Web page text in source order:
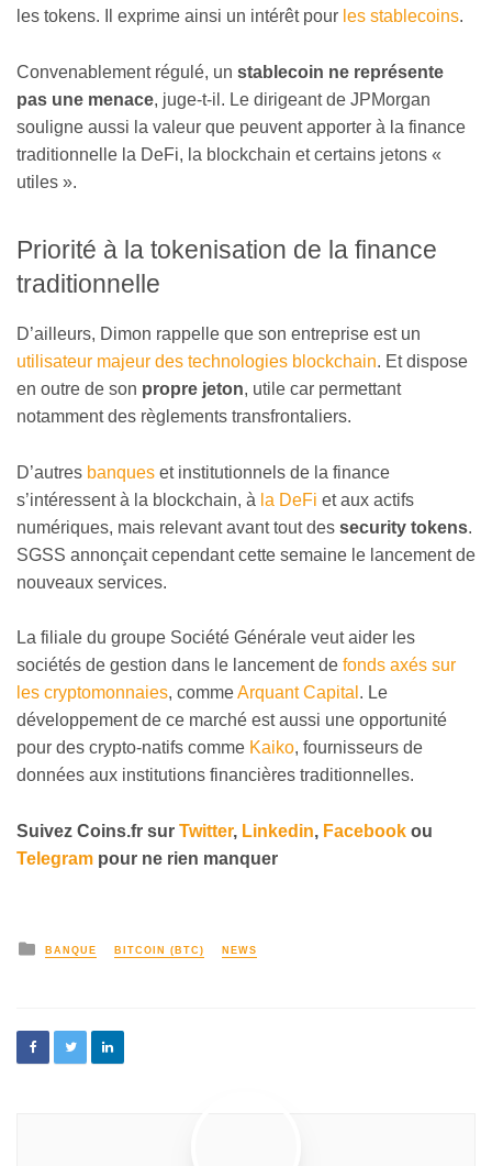
les tokens. Il exprime ainsi un intérêt pour les stablecoins.
Convenablement régulé, un stablecoin ne représente
pas une menace, juge-t-il. Le dirigeant de JPMorgan
souligne aussi la valeur que peuvent apporter à la finance
traditionnelle la DeFi, la blockchain et certains jetons «
utiles ».
Priorité à la tokenisation de la finance
traditionnelle
D’ailleurs, Dimon rappelle que son entreprise est un
utilisateur majeur des technologies blockchain. Et dispose
en outre de son propre jeton, utile car permettant
notamment des règlements transfrontaliers.
D’autres banques et institutionnels de la finance
s’intéressent à la blockchain, à la DeFi et aux actifs
numériques, mais relevant avant tout des security tokens.
SGSS annonçait cependant cette semaine le lancement de
nouveaux services.
La filiale du groupe Société Générale veut aider les
sociétés de gestion dans le lancement de fonds axés sur
les cryptomonnaies, commeArquant Capital . Le
développement de ce marché est aussi une opportunité
pour des crypto-natifs comme Kaiko, fournisseurs de
données aux institutions financières traditionnelles.
Suivez Coins.fr sur Twitter, Linkedin, Facebook ou
Telegram pour ne rien manquer
BANQUE BITCOIN (BTC) NEWS